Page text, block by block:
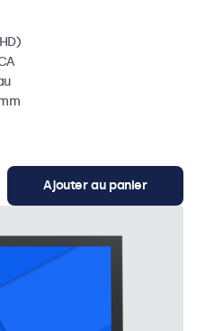
Ajouter au panier